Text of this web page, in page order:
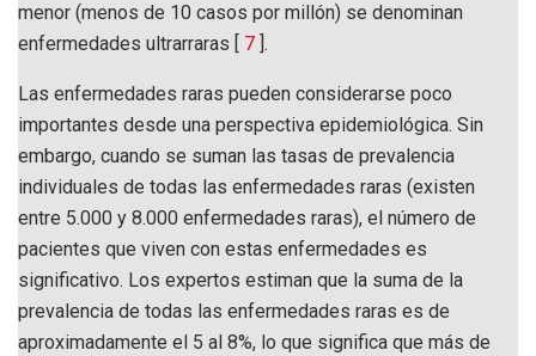
menor (menos de 10 casos por millón) se denominan
enfermedades ultrarraras [ 7 ].
Las enfermedades raras pueden considerarse poco
importantes desde una perspectiva epidemiológica. Sin
embargo, cuando se suman las tasas de prevalencia
individuales de todas las enfermedades raras (existen
entre 5.000 y 8.000 enfermedades raras), el número de
pacientes que viven con estas enfermedades es
significativo. Los expertos estiman que la suma de la
prevalencia de todas las enfermedades raras es de
aproximadamente el 5 al 8%, lo que significa que más de